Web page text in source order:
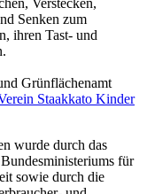
Verstecken,
Senken zum
ihren Tast- und
Grünflächenamt
Staakkato Kinder
wurde durch das
für
sowie durch die